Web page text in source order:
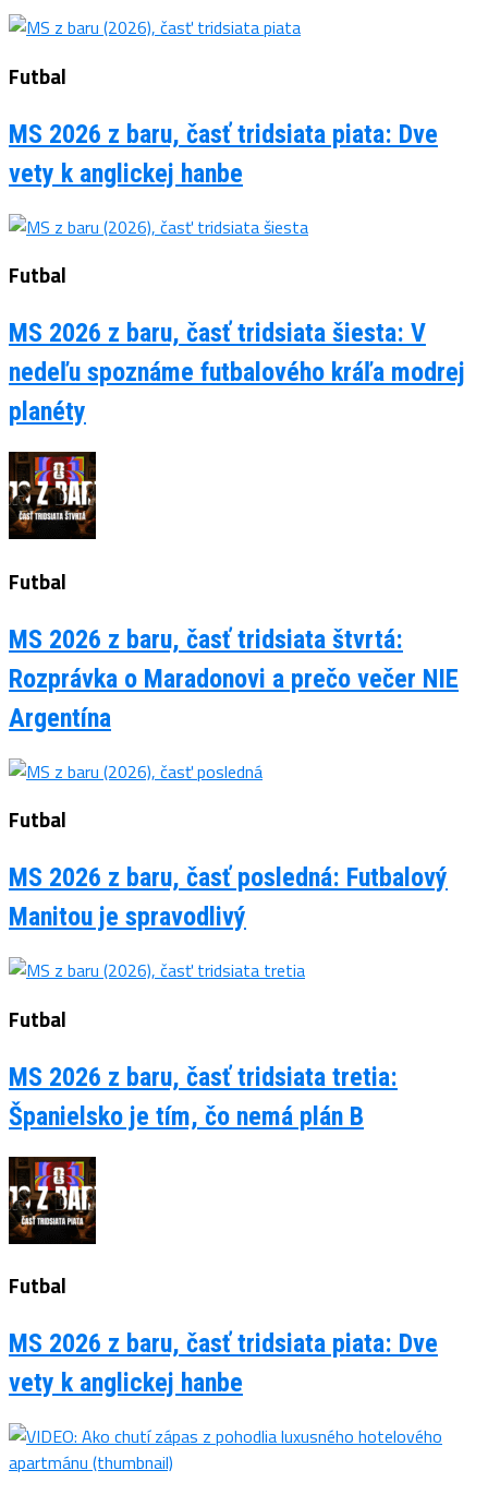
Futbal
MS 2026 z baru, časť tridsiata piata: Dve
vety k anglickej hanbe
Futbal
MS 2026 z baru, časť tridsiata šiesta: V
nedeľu spoznáme futbalového kráľa modrej
planéty
Futbal
MS 2026 z baru, časť tridsiata štvrtá:
Rozprávka o Maradonovi a prečo večer NIE
Argentína
Futbal
MS 2026 z baru, časť posledná: Futbalový
Manitou je spravodlivý
Futbal
MS 2026 z baru, časť tridsiata tretia:
Španielsko je tím, čo nemá plán B
Futbal
MS 2026 z baru, časť tridsiata piata: Dve
vety k anglickej hanbe